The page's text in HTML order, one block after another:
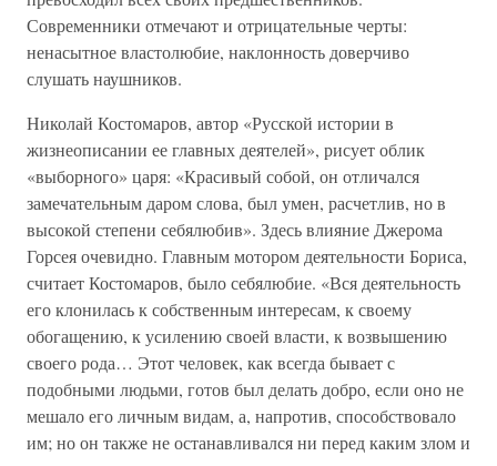
Современники отмечают и отрицательные черты:
ненасытное властолюбие, наклонность доверчиво
слушать наушников.
Николай Костомаров, автор «Русской истории в
жизнеописании ее главных деятелей», рисует облик
«выборного» царя: «Красивый собой, он отличался
замечательным даром слова, был умен, расчетлив, но в
высокой степени себялюбив». Здесь влияние Джерома
Горсея очевидно. Главным мотором деятельности Бориса,
считает Костомаров, было себялюбие. «Вся деятельность
его клонилась к собственным интересам, к своему
обогащению, к усилению своей власти, к возвышению
своего рода… Этот человек, как всегда бывает с
подобными людьми, готов был делать добро, если оно не
мешало его личным видам, а, напротив, способствовало
им; но он также не останавливался ни перед каким злом и